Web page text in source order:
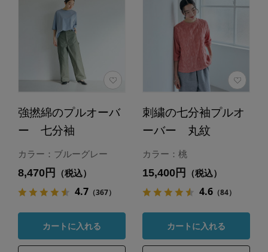
強撚綿のプルオーバ
ー 七分袖
カラー：ブルーグレー
8,470円 （税込）
4.7（367）
カートに入れる
刺繍の七分袖プルオ
ーバー 丸紋
カラー：桃
15,400円 （税込）
4.6（84）
カートに入れる